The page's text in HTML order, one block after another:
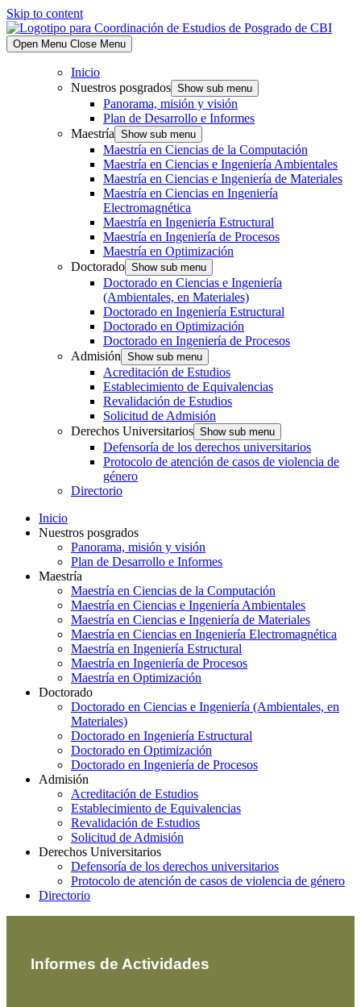
Skip to content
Open Menu Close Menu
Inicio
Nuestros posgrados Show sub menu
Panorama, misión y visión
Plan de Desarrollo e Informes
Maestría Show sub menu
Maestría en Ciencias de la Computación
Maestría en Ciencias e Ingeniería Ambientales
Maestría en Ciencias e Ingeniería de Materiales
Maestría en Ciencias en Ingeniería
Electromagnética
Maestría en Ingeniería Estructural
Maestría en Ingeniería de Procesos
Maestría en Optimización
Doctorado Show sub menu
Doctorado en Ciencias e Ingeniería
(Ambientales, en Materiales)
Doctorado en Ingeniería Estructural
Doctorado en Optimización
Doctorado en Ingeniería de Procesos
Admisión Show sub menu
Acreditación de Estudios
Establecimiento de Equivalencias
Revalidación de Estudios
Solicitud de Admisión
Derechos Universitarios Show sub menu
Defensoría de los derechos universitarios
Protocolo de atención de casos de violencia de
género
Directorio
Inicio
Nuestros posgrados
Panorama, misión y visión
Plan de Desarrollo e Informes
Maestría
Maestría en Ciencias de la Computación
Maestría en Ciencias e Ingeniería Ambientales
Maestría en Ciencias e Ingeniería de Materiales
Maestría en Ciencias en Ingeniería Electromagnética
Maestría en Ingeniería Estructural
Maestría en Ingeniería de Procesos
Maestría en Optimización
Doctorado
Doctorado en Ciencias e Ingeniería (Ambientales, en
Materiales)
Doctorado en Ingeniería Estructural
Doctorado en Optimización
Doctorado en Ingeniería de Procesos
Admisión
Acreditación de Estudios
Establecimiento de Equivalencias
Revalidación de Estudios
Solicitud de Admisión
Derechos Universitarios
Defensoría de los derechos universitarios
Protocolo de atención de casos de violencia de género
Directorio
Informes de Actividades